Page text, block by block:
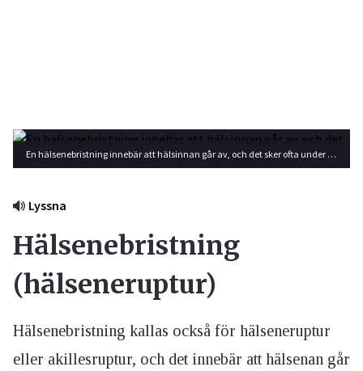
En hälsenebristning innebär att hälsinnan går av, och det sker ofta under idrottsutövning. Foto: Shutterstock
Lyssna
Hälsenebristning
(hälseneruptur)
Hälsenebristning kallas också för hälseneruptur
eller akillesruptur, och det innebär att hälsenan går